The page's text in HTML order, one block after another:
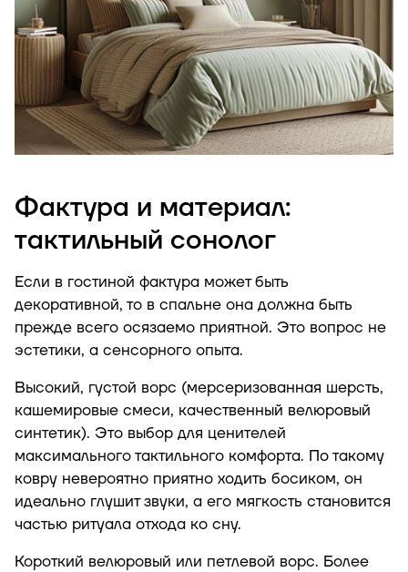
Фактура и материал:
тактильный сонолог
Если в гостиной фактура может быть
декоративной, то в спальне она должна быть
прежде всего осязаемо приятной. Это вопрос не
эстетики, а сенсорного опыта.
Высокий, густой ворс (мерсеризованная шерсть,
кашемировые смеси, качественный велюровый
синтетик). Это выбор для ценителей
максимального тактильного комфорта. По такому
ковру невероятно приятно ходить босиком, он
идеально глушит звуки, а его мягкость становится
частью ритуала отхода ко сну.
Короткий велюровый или петлевой ворс. Более